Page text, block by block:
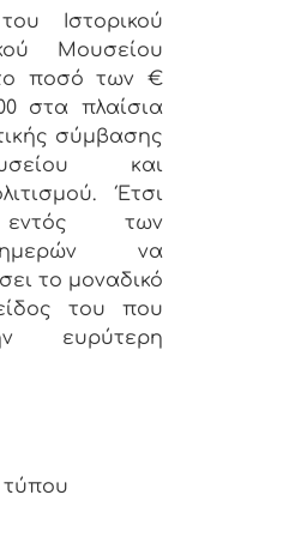
Ιστορικού
Μουσείου
ποσό των €
στα πλαίσια
σύμβασης
και
Έτσι
εντός των
να
το μοναδικό
του που
ευρύτερη